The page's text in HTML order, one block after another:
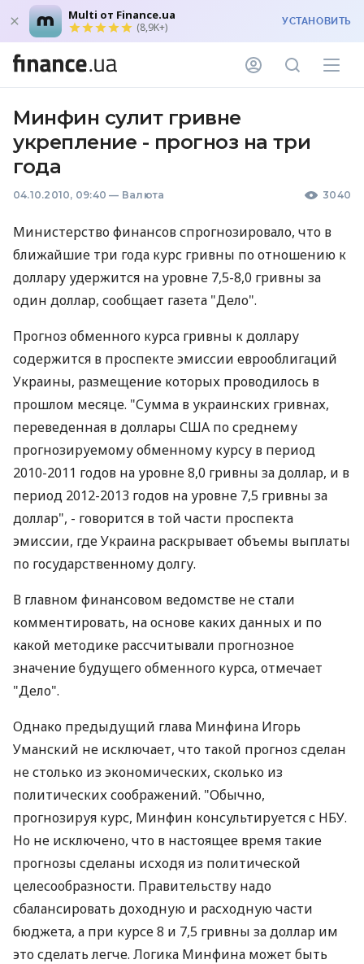
Multi от Finance.ua
(8,9K+) УСТАНОВИТЬ
Минфин сулит гривне
укрепление - прогноз на три
года
04.10.2010, 09:40 — Валюта 3040
Министерство финансов спрогнозировало, что в
ближайшие три года курс гривны по отношению к
доллару удержится на уровне 7,5-8,0 гривны за
один доллар, сообщает газета "Дело".
Прогноз обменного курса гривны к доллару
содержится в проспекте эмиссии еврооблигаций
Украины, размещение которых проводилось в
прошлом месяце. "Сумма в украинских гривнах,
переведенная в доллары США по среднему
прогнозируемому обменному курсу в период
2010-2011 годов на уровне 8,0 гривны за доллар, и в
период 2012-2013 годов на уровне 7,5 гривны за
доллар", - говорится в той части проспекта
эмиссии, где Украина раскрывает объемы выплаты
по государственному долгу.
В главном финансовом ведомстве не стали
комментировать, на основе каких данных и по
какой методике рассчитывали прогнозное
значение будущего обменного курса, отмечает
"Дело".
Однако предыдущий глава Минфина Игорь
Уманский не исключает, что такой прогноз сделан
не столько из экономических, сколько из
политических соображений. "Обычно,
прогнозируя курс, Минфин консультируется с НБУ.
Но не исключено, что в настоящее время такие
прогнозы сделаны исходя из политической
целесообразности. Правительству надо
сбалансировать доходную и расходную части
бюджета, а при курсе 8 и 7,5 гривны за доллар им
это сделать легче. Логика Минфина может быть